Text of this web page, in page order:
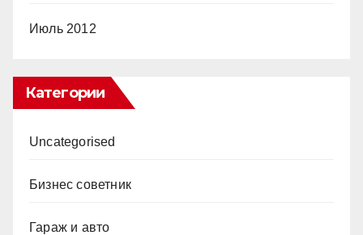
Июль 2012
Категории
Uncategorised
Бизнес советник
Гараж и авто